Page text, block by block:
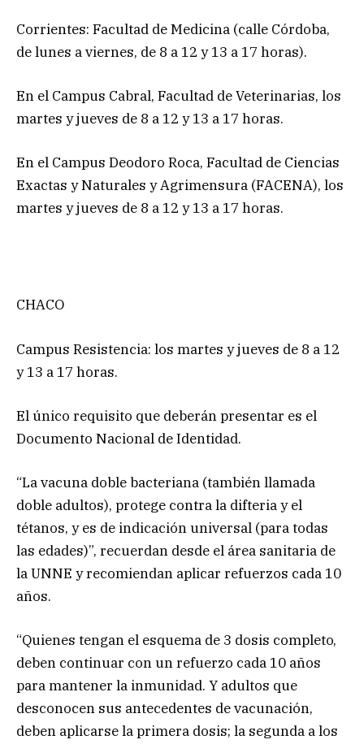
Corrientes: Facultad de Medicina (calle Córdoba,
de lunes a viernes, de 8 a 12 y 13 a 17 horas).
En el Campus Cabral, Facultad de Veterinarias, los
martes y jueves de 8 a 12 y 13 a 17 horas.
En el Campus Deodoro Roca, Facultad de Ciencias
Exactas y Naturales y Agrimensura (FACENA), los
martes y jueves de 8 a 12 y 13 a 17 horas.
CHACO
Campus Resistencia: los martes y jueves de 8 a 12
y 13 a 17 horas.
El único requisito que deberán presentar es el
Documento Nacional de Identidad.
“La vacuna doble bacteriana (también llamada
doble adultos), protege contra la difteria y el
tétanos, y es de indicación universal (para todas
las edades)”, recuerdan desde el área sanitaria de
la UNNE y recomiendan aplicar refuerzos cada 10
años.
“Quienes tengan el esquema de 3 dosis completo,
deben continuar con un refuerzo cada 10 años
para mantener la inmunidad. Y adultos que
desconocen sus antecedentes de vacunación,
deben aplicarse la primera dosis; la segunda a los